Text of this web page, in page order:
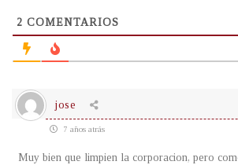
2 COMENTARIOS
jose
7 años atrás
Muy bien que limpien la corporacion, pero